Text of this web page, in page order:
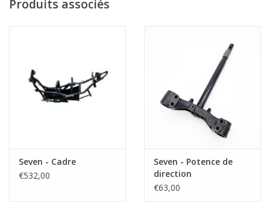
Produits associés
Seven - Cadre
€532,00
Seven - Potence de
direction
€63,00